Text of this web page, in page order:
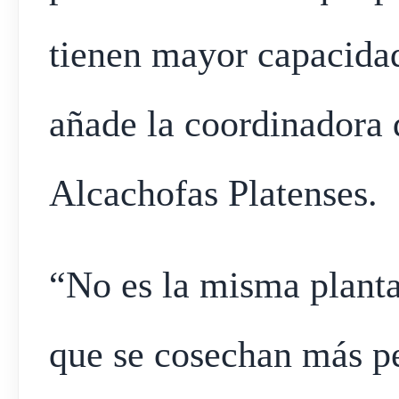
tienen mayor
añade la
Alcachofas Platenses.
“No es la misma
que se cosechan más